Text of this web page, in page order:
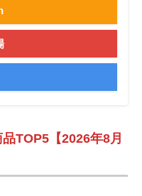
TOP5【2026年8月